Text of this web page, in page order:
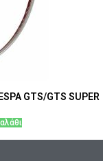
GTS/GTS SUPER